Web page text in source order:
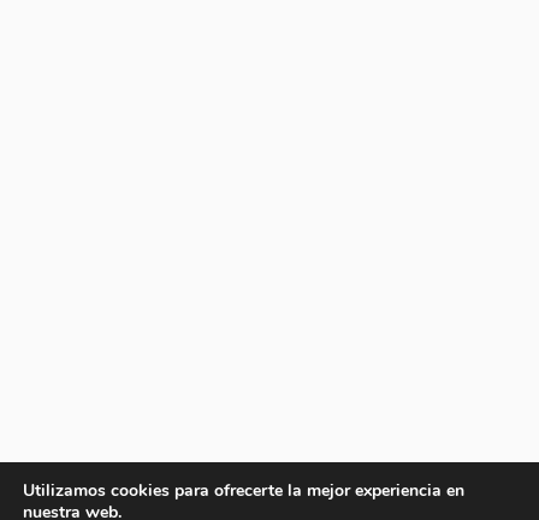
Utilizamos cookies para ofrecerte la mejor experiencia en
nuestra web.